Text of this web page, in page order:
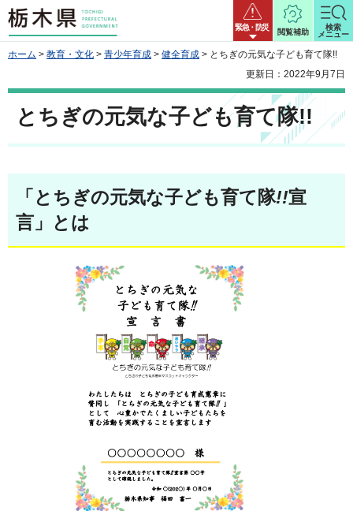
栃木県 緊急・防災
閲覧補助
検索
メニュー
ホーム > 教育・文化 > 青少年育成 > 健全育成 > とちぎの元気な子ども育て隊!!
更新日：2022年9月7日
とちぎの元気な子ども育て隊!!
「とちぎの元気な子ども育て隊!!宣
言」とは